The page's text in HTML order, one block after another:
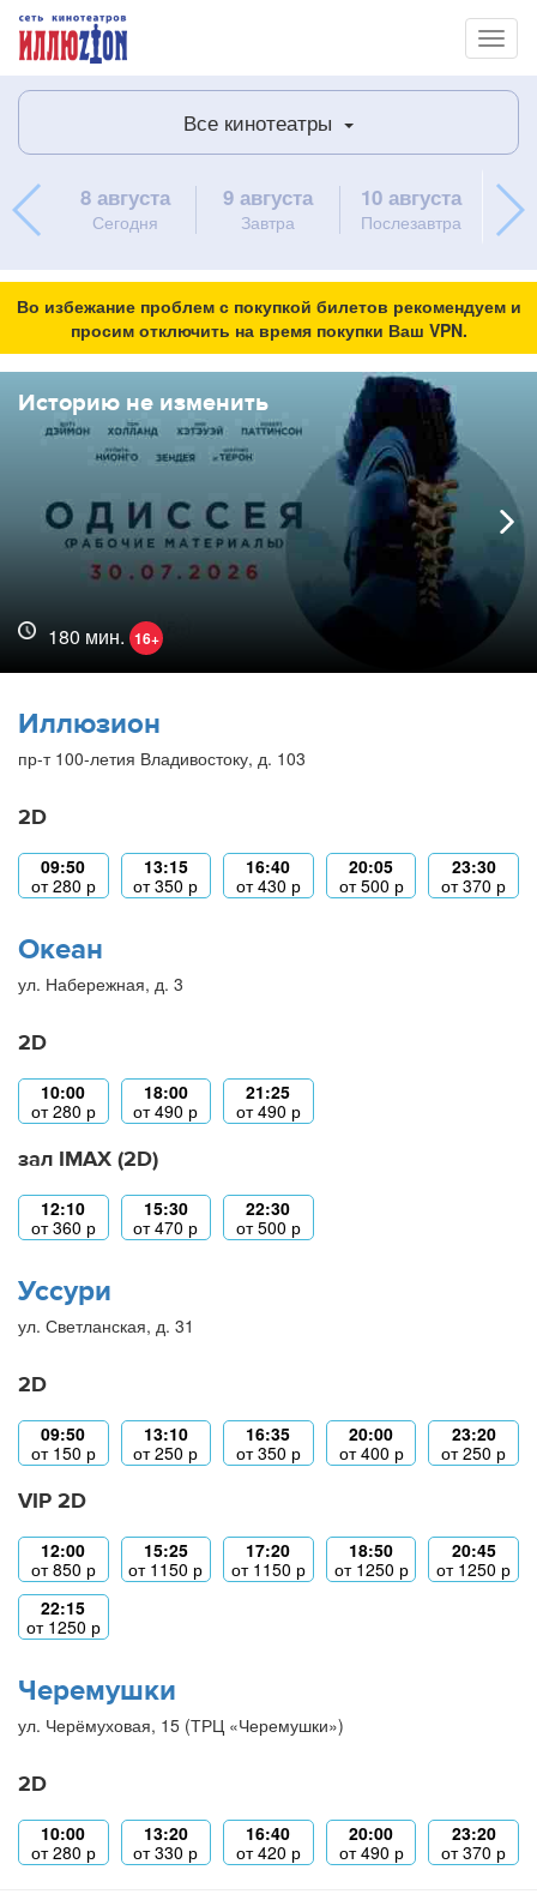
Все кинотеатры
8 августа
Сегодня
9 августа
Завтра
10 августа
Послезавтра
11
Во избежание проблем с покупкой билетов рекомендуем и
просим отключить на время покупки Ваш VPN.
Историю не изменить
180 мин. 16+
Иллюзион
пр-т 100-летия Владивостоку, д. 103
2D
09:50
от280 р
13:15
от350 р
16:40
от430 р
20:05
от500 р
23:30
от370 р
Океан
ул. Набережная, д. 3
2D
10:00
от280 р
18:00
от490 р
21:25
от490 р
зал IMAX (2D)
12:10
от360 р
15:30
от470 р
22:30
от500 р
Уссури
ул. Светланская, д. 31
2D
09:50
от 150 р
13:10
от250 р
16:35
от350 р
20:00
от400 р
23:20
от250 р
VIP 2D
12:00
от850 р
15:25
от 1150 р
17:20
от 1150 р
18:50
от 1250 р
20:45
от 1250 р
22:15
от 1250 р
Черемушки
ул. Черёмуховая, 15 (ТРЦ «Черемушки»)
2D
10:00
от280 р
13:20
от330 р
16:40
от420 р
20:00
от490 р
23:20
от370 р